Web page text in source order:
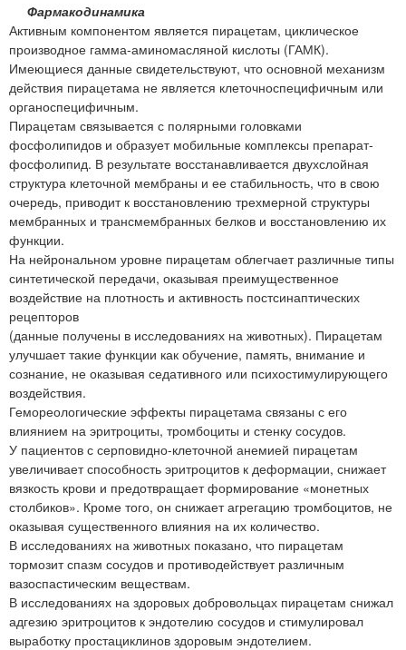
Фармакодинамика
Активным компонентом является пирацетам, циклическое
производное гамма-аминомасляной кислоты (ГАМК).
Имеющиеся данные свидетельствуют, что основной механизм
действия пирацетама не является клеточноспецифичным или
органоспецифичным.
Пирацетам связывается с полярными головками
фосфолипидов и образует мобильные комплексы препарат-
фосфолипид. В результате восстанавливается двухслойная
структура клеточной мембраны и ее стабильность, что в свою
очередь, приводит к восстановлению трехмерной структуры
мембранных и трансмембранных белков и восстановлению их
функции.
На нейрональном уровне пирацетам облегчает различные типы
синтетической передачи, оказывая преимущественное
воздействие на плотность и активность постсинаптических
рецепторов
(данные получены в исследованиях на животных). Пирацетам
улучшает такие функции как обучение, память, внимание и
сознание, не оказывая седативного или психостимулирующего
воздействия.
Гемореологические эффекты пирацетама связаны с его
влиянием на эритроциты, тромбоциты и стенку сосудов.
У пациентов с серповидно-клеточной анемией пирацетам
увеличивает способность эритроцитов к деформации, снижает
вязкость крови и предотвращает формирование «монетных
столбиков». Кроме того, он снижает агрегацию тромбоцитов, не
оказывая существенного влияния на их количество.
В исследованиях на животных показано, что пирацетам
тормозит спазм сосудов и противодействует различным
вазоспастическим веществам.
В исследованиях на здоровых добровольцах пирацетам снижал
адгезию эритроцитов к эндотелию сосудов и стимулировал
выработку простациклинов здоровым эндотелием.